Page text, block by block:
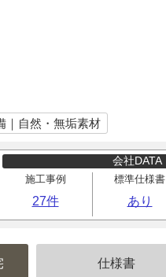
｜自然・無垢素材
会社DATA
施工事例
27件
標準仕様書
あり
仕様書